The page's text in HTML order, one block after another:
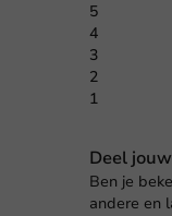
5
4
3
2
1
Deel
Ben je
andere en